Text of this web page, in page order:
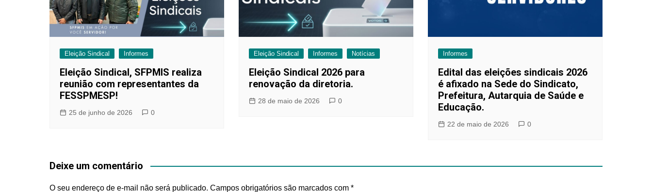
Eleição Sindical Informes
Eleição Sindical, SFPMIS realiza
reunião com representantes da
FESSPMESP!
25 de junho de 2026 0
Eleição Sindical Informes Notícias
Eleição Sindical 2026 para
renovação da diretoria.
28 de maio de 2026 0
Informes
Edital das eleições sindicais 2026
é afixado na Sede do Sindicato,
Prefeitura, Autarquia de Saúde e
Educação.
22 de maio de 2026 0
Deixe um comentário
O seu endereço de e-mail não será publicado. Campos obrigatórios são marcados com *